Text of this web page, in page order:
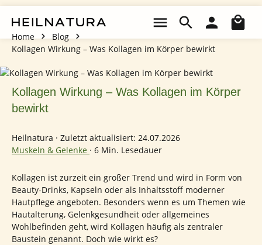
Home
Blog
Kollagen Wirkung – Was Kollagen im Körper bewirkt
Kollagen Wirkung – Was Kollagen im Körper
bewirkt
Heilnatura · Zuletzt aktualisiert: 24.07.2026
Muskeln & Gelenke · 6 Min. Lesedauer
Kollagen ist zurzeit ein großer Trend und wird in Form von
Beauty-Drinks, Kapseln oder als Inhaltsstoff moderner
Hautpflege angeboten. Besonders wenn es um Themen wie
Hautalterung, Gelenkgesundheit oder allgemeines
Wohlbefinden geht, wird Kollagen häufig als zentraler
Baustein genannt. Doch wie wirkt es?